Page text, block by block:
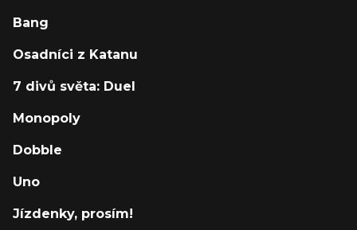
Bang
Osadníci z Katanu
7 divů světa: Duel
Monopoly
Dobble
Uno
Jízdenky, prosím!